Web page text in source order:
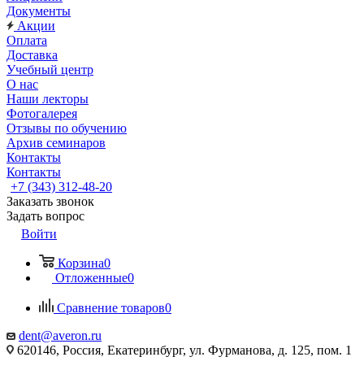
Документы
Акции
Оплата
Доставка
Учебный центр
О нас
Наши лекторы
Фотогалерея
Отзывы по обучению
Архив семинаров
Контакты
Контакты
+7 (343) 312-48-20
Заказать звонок
Задать вопрос
Войти
Корзина0
Отложенные0
Сравнение товаров0
dent@averon.ru
620146, Россия, Екатеринбург, ул. Фурманова, д. 125, пом. 1